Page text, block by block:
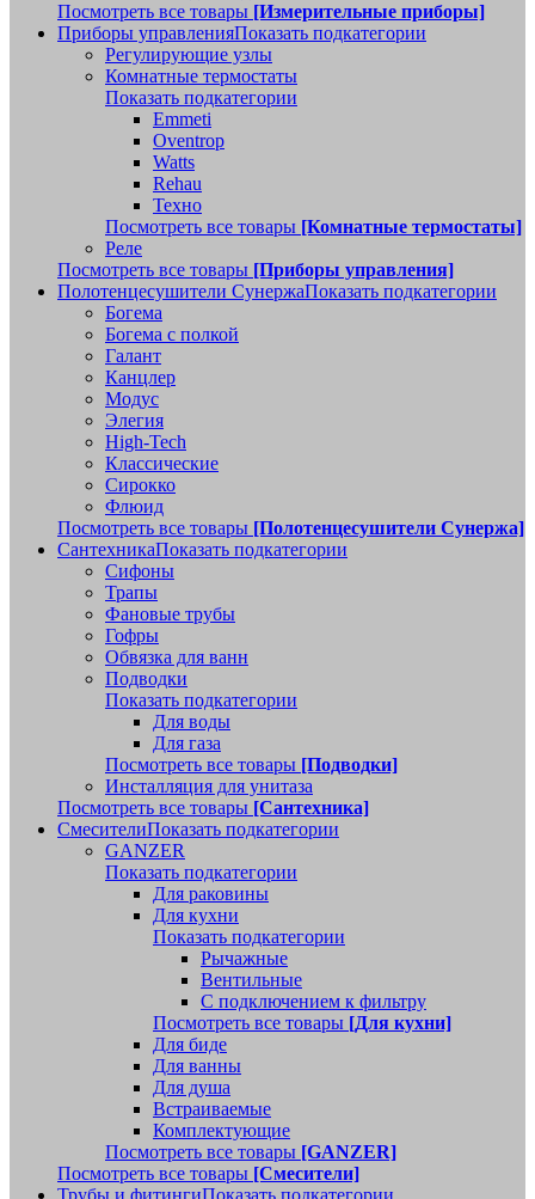
Посмотреть все товары [Измерительные приборы]
Приборы управленияПоказать подкатегории
Регулирующие узлы
Комнатные термостаты
Показать подкатегории
Emmeti
Oventrop
Watts
Rehau
Техно
Посмотреть все товары [Комнатные термостаты]
Реле
Посмотреть все товары [Приборы управления]
Полотенцесушители СунержаПоказать подкатегории
Богема
Богема с полкой
Галант
Канцлер
Модус
Элегия
High-Tech
Классические
Сирокко
Флюид
Посмотреть все товары [Полотенцесушители Сунержа]
СантехникаПоказать подкатегории
Сифоны
Трапы
Фановые трубы
Гофры
Обвязка для ванн
Подводки
Показать подкатегории
Для воды
Для газа
Посмотреть все товары [Подводки]
Инсталляция для унитаза
Посмотреть все товары [Сантехника]
СмесителиПоказать подкатегории
GANZER
Показать подкатегории
Для раковины
Для кухни
Показать подкатегории
Рычажные
Вентильные
С подключением к фильтру
Посмотреть все товары [Для кухни]
Для биде
Для ванны
Для душа
Встраиваемые
Комплектующие
Посмотреть все товары [GANZER]
Посмотреть все товары [Смесители]
Трубы и фитингиПоказать подкатегории